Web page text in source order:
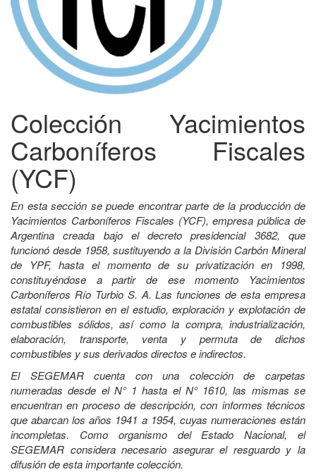
Colección Yacimientos
Carboníferos Fiscales
(YCF)
En esta sección se puede encontrar parte de la producción de
Yacimientos Carboníferos Fiscales (YCF), empresa pública de
Argentina creada bajo el decreto presidencial 3682, que
funcionó desde 1958, sustituyendo a la División Carbón Mineral
de YPF, hasta el momento de su privatización en 1998,
constituyéndose a partir de ese momento Yacimientos
Carboníferos Río Turbio S. A. Las funciones de esta empresa
estatal consistieron en el estudio, exploración y explotación de
combustibles sólidos, así como la compra, industrialización,
elaboración, transporte, venta y permuta de dichos
combustibles y sus derivados directos e indirectos.
El SEGEMAR cuenta con una colección de carpetas
numeradas desde el N° 1 hasta el N° 1610, las mismas se
encuentran en proceso de descripción, con informes técnicos
que abarcan los años 1941 a 1954, cuyas numeraciones están
incompletas. Como organismo del Estado Nacional, el
SEGEMAR considera necesario asegurar el resguardo y la
difusión de esta importante colección.